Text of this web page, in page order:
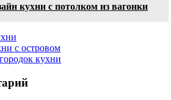
кухни с потолком из вагонки
с островом
кухни